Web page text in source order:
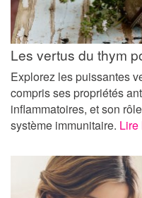
Les vertus du thym
Explorez les puissantes
compris ses propriétés
inflammatoires, et son
système immunitaire. Lire